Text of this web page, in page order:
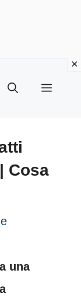
Menu
Cosa
una